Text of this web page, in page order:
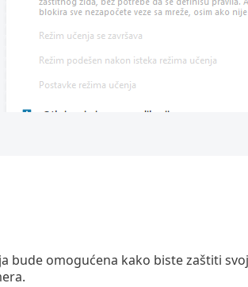
bude omogućena kako biste zaštiti